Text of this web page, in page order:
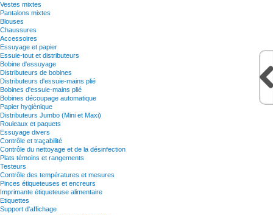
Vestes mixtes
Pantalons mixtes
Blouses
Chaussures
Accessoires
Essuyage et papier
Essuie-tout et distributeurs
Bobine d'essuyage
Distributeurs de bobines
Distributeurs d'essuie-mains plié
Bobines d'essuie-mains plié
Bobines découpage automatique
Papier hygiènique
Distributeurs Jumbo (Mini et Maxi)
Rouleaux et paquets
Essuyage divers
Contrôle et traçabilité
Contrôle du nettoyage et de la désinfection
Plats témoins et rangements
Testeurs
Contrôle des températures et mesures
Pinces étiqueteuses et encreurs
Imprimante étiqueteuse alimentaire
Etiquettes
Support d'affichage